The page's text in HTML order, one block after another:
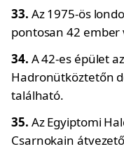
33. Az 1975-ös
pontosan 42
34. A 42-es épület
Hadronütköztetőn
található.
35. Az Egyiptomi
Csarnokain